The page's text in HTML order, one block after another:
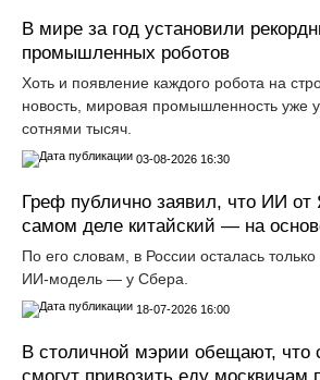
В мире за год установили
промышленных роботов
Хоть и появление каждого робота на
новость, мировая промышленность уже
сотнями тысяч.
03-08-2026 16:30
Греф публично заявил, что ИИ от
самом деле китайский — на
По его словам, в России осталась
ИИ-модель — у Сбера.
18-07-2026 16:00
В столичной мэрии обещают, что